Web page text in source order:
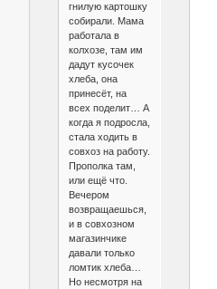
гнилую картошку
собирали. Мама
работала в
колхозе, там им
дадут кусочек
хлеба, она
принесёт, на
всех поделит… А
когда я подросла,
стала ходить в
совхоз на работу.
Прополка там,
или ещё что.
Вечером
возвращаешься,
и в совхозном
магазинчике
давали только
ломтик хлеба…
Но несмотря на